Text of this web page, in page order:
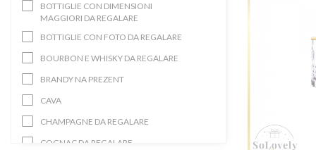
BOTTIGLIE CON DIMENSIONI
MAGGIORI DA REGALARE
BOTTIGLIE CON FOTO DA REGALARE
BOURBON E WHISKY DA REGALARE
BRANDY NA PREZENT
CAVA
CHAMPAGNE DA REGALARE
COGNAC DA REGALARE